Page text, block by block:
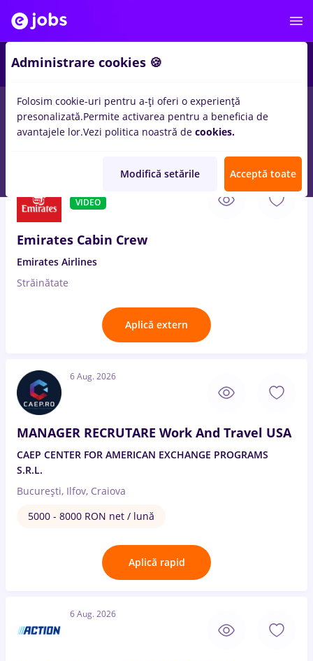
Salarii Remote (de acasă) București Cluj-
VIDEO
Emirates Cabin Crew
Emirates Airlines
Străinătate
Aplică extern
6 Aug. 2026
MANAGER RECRUTARE Work And Travel USA
CAEP CENTER FOR AMERICAN EXCHANGE PROGRAMS
S.R.L.
București, Ilfov, Craiova
5000 - 8000 RON net / lună
Aplică rapid
6 Aug. 2026
Administrare cookies 🍪
Folosim cookie-uri pentru a-ți oferi o experiență
presonalizată.Permite activarea pentru a beneficia de
avantajele lor.Vezi politica noastră de cookies.
Modifică setările Acceptă toate